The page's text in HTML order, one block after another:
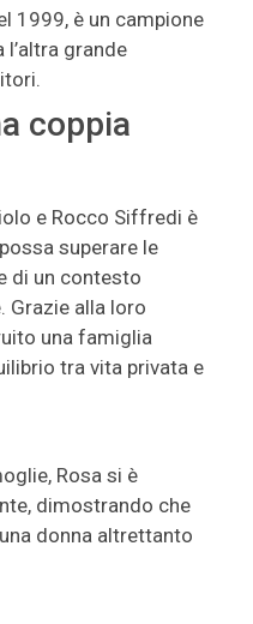
1999, è un campione
grande
coppia
e Rocco Siffredi è
superare le
di un contesto
Grazie alla loro
una famiglia
tra vita privata e
Rosa si è
dimostrando che
donna altrettanto